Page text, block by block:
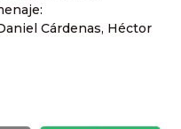
Cárdenas, Héctor